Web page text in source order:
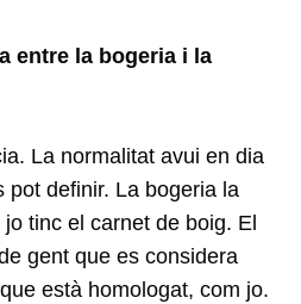
entre la bogeria i la
La normalitat avui en dia
pot definir. La bogeria la
tinc el carnet de boig. El
gent que es considera
està homologat, com jo.